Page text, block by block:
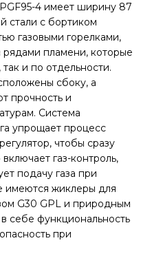
4 имеет ширину 87
стали с бортиком
газовыми горелками,
рядами пламени, которые
и по отдельности.
сбоку, а
прочность и
Система
упрощает процесс
чтобы сразу
газ-контроль,
подачу газа при
имеются жиклеры для
G30 GPL и природным
себе функциональность
при